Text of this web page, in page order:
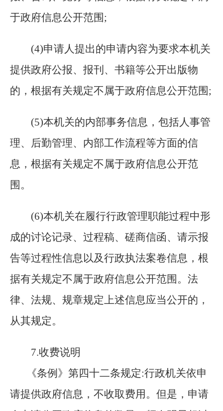
于政府信息公开范围;
(4)申请人提出的申请内容为要求本机关
提供政府公报、报刊、书籍等公开出版物
的，根据有关规定不属于政府信息公开范围;
(5)本机关的内部事务信息，包括人事管
理、后勤管理、内部工作流程等方面的信
息，根据有关规定不属于政府信息公开范
围。
(6)本机关在履行行政管理职能过程中形
成的讨论记录、过程稿、磋商信函、请示报
告等过程性信息以及行政执法案卷信息，根
据有关规定不属于政府信息公开范围 。 法
律、法规、规章规定上述信息应当公开的，
从其规定。
7.收费说明
《条例》第四十二条规定:行政机关依申
请提供政府信息，不收取费用。但是，申请